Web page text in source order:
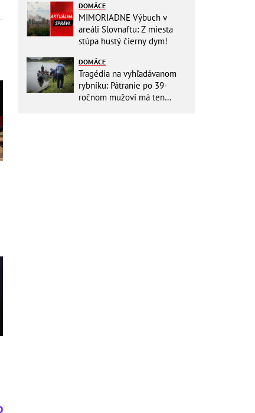
pomoc musel priletieť
vrtuľník
DOMÁCE
MIMORIADNE Výbuch v
areáli Slovnaftu: Z miesta
stúpa hustý čierny dym!
DOMÁCE
Tragédia na vyhľadávanom
rybníku: Pátranie po 39-
ročnom mužovi má ten